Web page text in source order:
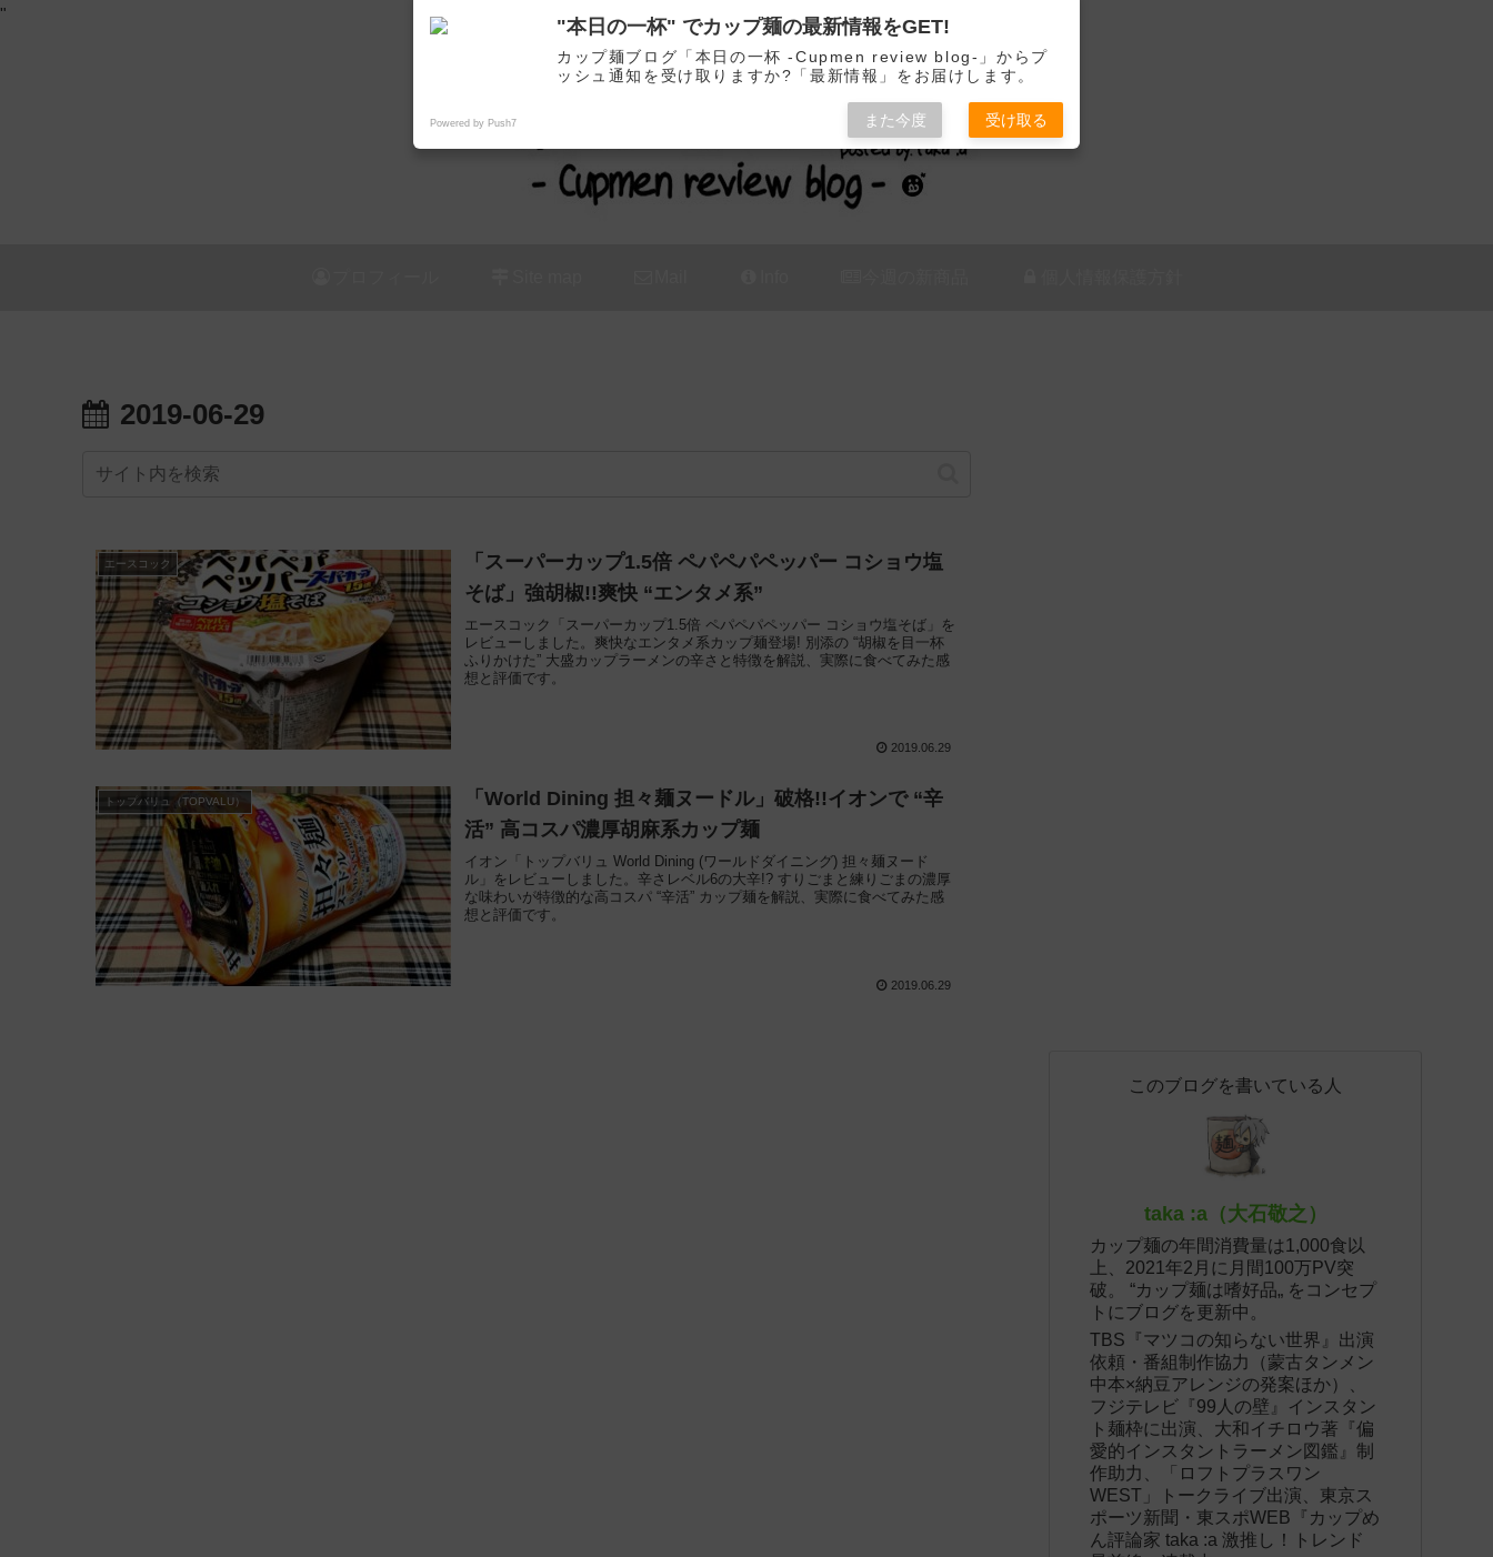
"
カップ麺の新商品をレビュー / アレンジするブログ
2019-06-29
エースコック
「スーパーカップ1.5倍 ペパペパペッパー コショウ塩
そば」強胡椒!!爽快 “エンタメ系”
エースコック「スーパーカップ1.5倍 ペパペパペッパー コショウ塩そば」を
レビューしました。爽快なエンタメ系カップ麺登場! 別添の “胡椒を目一杯
ふりかけた” 大盛カップラーメンの辛さと特徴を解説、実際に食べてみた感
想と評価です。
2019.06.29
トップバリュ（TOPVALU）
「World Dining 担々麺ヌードル」破格!!イオンで “辛
活” 高コスパ濃厚胡麻系カップ麺
イオン「トップバリュ World Dining (ワールドダイニング) 担々麺ヌード
ル」をレビューしました。辛さレベル6の大辛!? すりごまと練りごまの濃厚
な味わいが特徴的な高コスパ “辛活” カップ麺を解説、実際に食べてみた感
想と評価です。
2019.06.29
このブログを書いている人
taka :a（大石敬之）
カップ麺の年間消費量は1,000食以
上、2021年2月に月間100万PV突
破。 “カップ麺は嗜好品„ をコンセプ
トにブログを更新中。
TBS『マツコの知らない世界』出演
依頼・番組制作協力（蒙古タンメン
中本×納豆アレンジの発案ほか）、
フジテレビ『99人の壁』インスタン
ト麺枠に出演、大和イチロウ著『偏
愛的インスタントラーメン図鑑』制
作助力、「ロフトプラスワン
WEST」トークライブ出演、東京ス
ポーツ新聞・東スポWEB『カップめ
ん評論家 taka :a 激推し！トレンド
"本日の一杯" でカップ麺の最新情報をGET!
カップ麺ブログ「本日の一杯 -Cupmen review blog-」からプ
ッシュ通知を受け取りますか?「最新情報」をお届けします。
Powered by Push7 また今度 受け取る